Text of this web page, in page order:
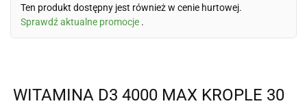
Ten produkt dostępny jest również w cenie hurtowej.
Sprawdź aktualne promocje .
WITAMINA D3 4000 MAX KROPLE 30